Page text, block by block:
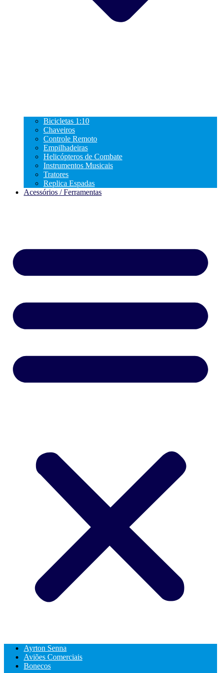
Bicicletas 1:10
Chaveiros
Controle Remoto
Empilhadeiras
Helicópteros de Combate
Instrumentos Musicais
Tratores
Replica Espadas
Acessórios / Ferramentas
Ayrton Senna
Aviões Comerciais
Bonecos